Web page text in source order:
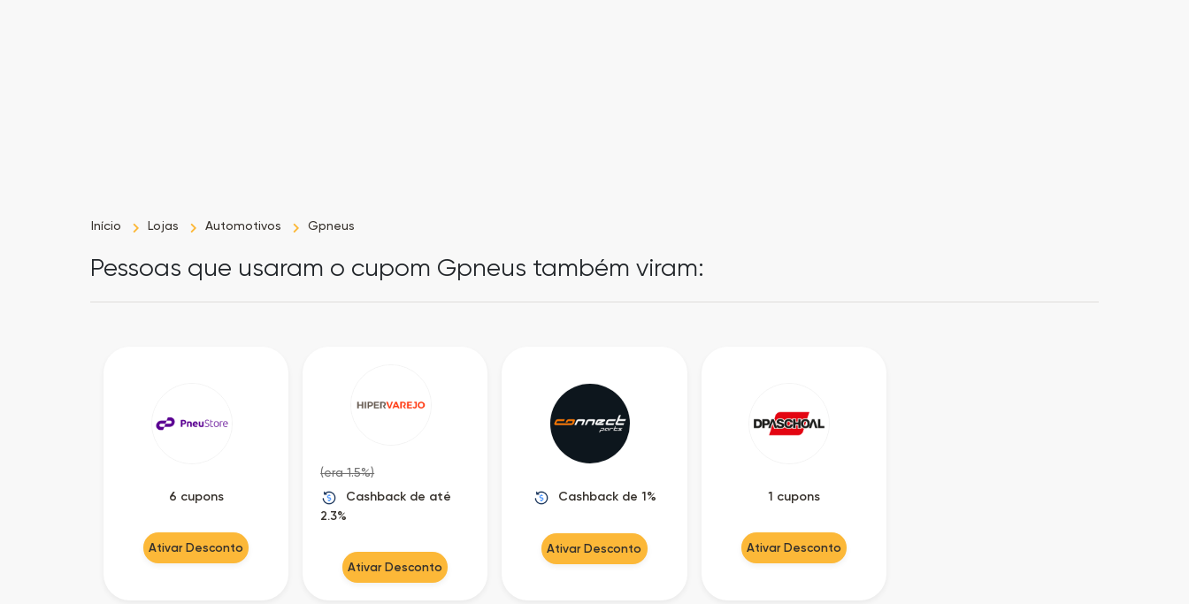
Início Lojas Automotivos Gpneus
Pessoas que usaram o cupom Gpneus também viram:
6 cupons
Ativar Desconto
(era 1.5%)
Cashback de até
2.3%
Ativar Desconto
Cashback de 1%
Ativar Desconto
1 cupons
Ativar Desconto